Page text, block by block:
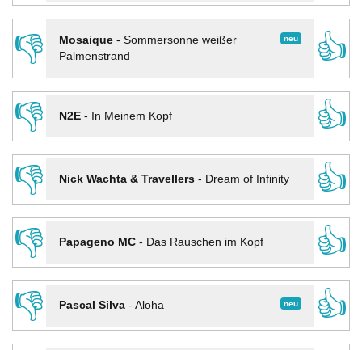
👎
neu
Mosaique- Sommersonne weißer
Palmenstrand
👍
👎
N2E- In Meinem Kopf
👍
👎
Nick Wachta & Travellers- Dream of Infinity
👍
👎
Papageno MC- Das Rauschen im Kopf
👍
👎
neu
Pascal Silva- Aloha
👍